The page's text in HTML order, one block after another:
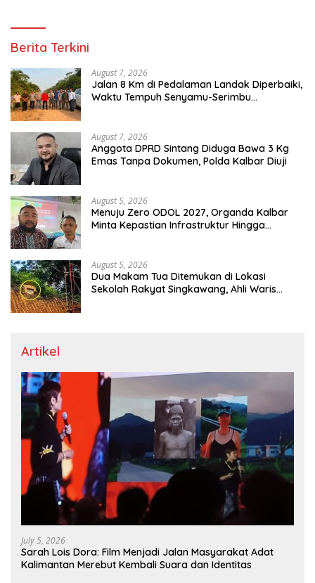
Berita Terkini
August 7, 2026
Jalan 8 Km di Pedalaman Landak Diperbaiki,
Waktu Tempuh Senyamu-Serimbu
August 7, 2026
Anggota DPRD Sintang Diduga Bawa 3 Kg
Emas Tanpa Dokumen, Polda Kalbar Diuji
August 5, 2026
Menuju Zero ODOL 2027, Organda Kalbar
Minta Kepastian Infrastruktur Hingga
August 5, 2026
Dua Makam Tua Ditemukan di Lokasi
Sekolah Rakyat Singkawang, Ahli Waris
Artikel
July 5, 2026
Sarah Lois Dora: Film Menjadi Jalan Masyarakat Adat
Kalimantan Merebut Kembali Suara dan Identitas